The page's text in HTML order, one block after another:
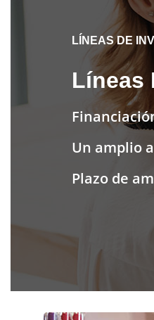
LÍNEAS DE
Líneas
Un amplio
Plazo de